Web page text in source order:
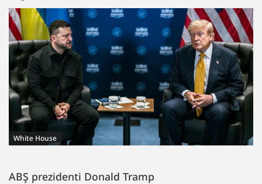
White House
ABŞ prezidenti Donald Tramp